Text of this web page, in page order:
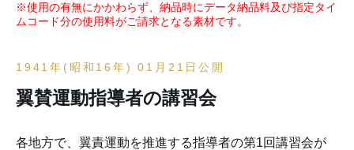
※使用の有無にかかわらず、納品時にデータ納品料及び指定タイ
ムコード分の使用料がご請求となる素材です。
1941年(昭和16年) 01月21日公開
翼賛運動指導者の講習会
各地方で、翼責運動を推進する指導者の第1回講習会が